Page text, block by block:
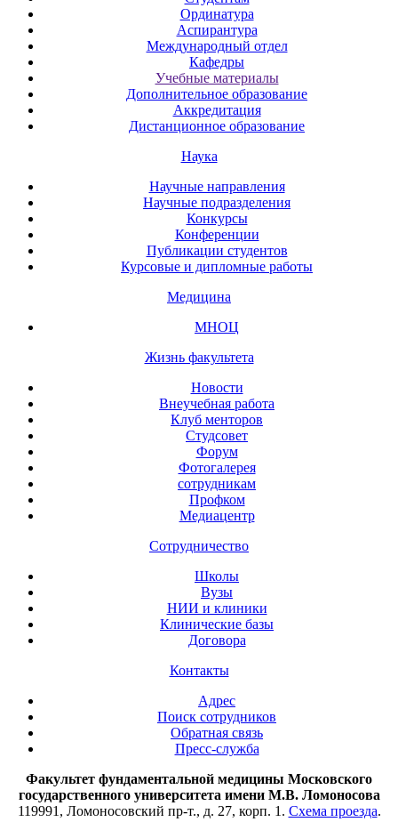
Ординатура
Аспирантура
Международный отдел
Кафедры
Учебные материалы
Дополнительное образование
Аккредитация
Дистанционное образование
Наука
Научные направления
Научные подразделения
Конкурсы
Конференции
Публикации студентов
Курсовые и дипломные работы
Медицина
МНОЦ
Жизнь факультета
Новости
Внеучебная работа
Клуб менторов
Студсовет
Форум
Фотогалерея
сотрудникам
Профком
Медиацентр
Сотрудничество
Школы
Вузы
НИИ и клиники
Клинические базы
Договора
Контакты
Адрес
Поиск сотрудников
Обратная связь
Пресс-служба
Факультет фундаментальной медицины Московского
государственного университета имени М.В. Ломоносова
119991, Ломоносовский пр-т., д. 27, корп. 1. Схема проезда.